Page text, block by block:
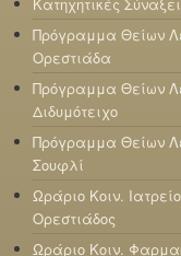
Πρόγραμμα Θείων
Ορεστιάδα
Πρόγραμμα Θείων
Διδυμότειχο
Πρόγραμμα Θείων
Σουφλί
Ωράριο Κοιν.
Ορεστιάδος
Ωράριο Κοιν.